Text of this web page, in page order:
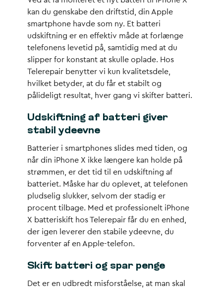
kan du genskabe den driftstid, din Apple
smartphone havde som ny. Et batteri
udskiftning er en effektiv måde at forlænge
telefonens levetid på, samtidig med at du
slipper for konstant at skulle oplade. Hos
Telerepair benytter vi kun kvalitetsdele,
hvilket betyder, at du får et stabilt og
pålideligt resultat, hver gang vi skifter batteri.
Udskiftning af batteri giver
stabil ydeevne
Batterier i smartphones slides med tiden, og
når din iPhone X ikke længere kan holde på
strømmen, er det tid til en udskiftning af
batteriet. Måske har du oplevet, at telefonen
pludselig slukker, selvom der stadig er
procent tilbage. Med et professionelt iPhone
X batteriskift hos Telerepair får du en enhed,
der igen leverer den stabile ydeevne, du
forventer af en Apple-telefon.
Skift batteri og spar penge
Det er en udbredt misforståelse, at man skal